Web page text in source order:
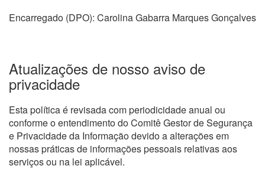
Encarregado (DPO): Carolina Gabarra Marques Gonçalves
Atualizações de nosso aviso de
privacidade
Esta política é revisada com periodicidade anual ou
conforme o entendimento do Comitê Gestor de Segurança
e Privacidade da Informação devido a alterações em
nossas práticas de informações pessoais relativas aos
serviços ou na lei aplicável.